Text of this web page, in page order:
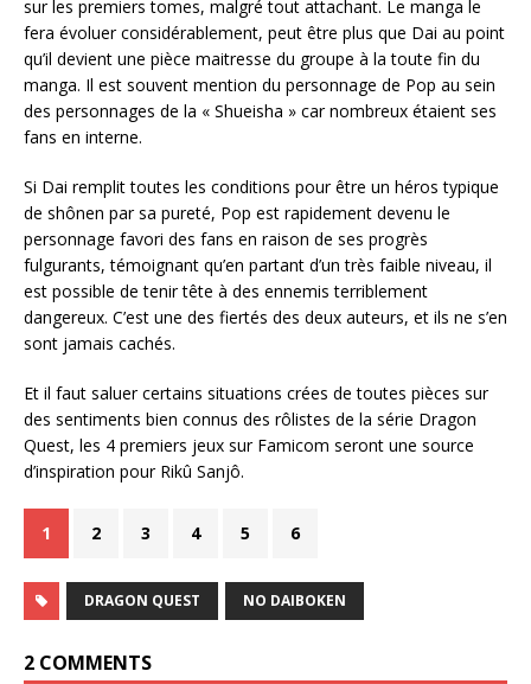
sur les premiers tomes, malgré tout attachant. Le manga le
fera évoluer considérablement, peut être plus que Dai au point
qu’il devient une pièce maitresse du groupe à la toute fin du
manga. Il est souvent mention du personnage de Pop au sein
des personnages de la « Shueisha » car nombreux étaient ses
fans en interne.
Si Dai remplit toutes les conditions pour être un héros typique
de shônen par sa pureté, Pop est rapidement devenu le
personnage favori des fans en raison de ses progrès
fulgurants, témoignant qu’en partant d’un très faible niveau, il
est possible de tenir tête à des ennemis terriblement
dangereux. C’est une des fiertés des deux auteurs, et ils ne s’en
sont jamais cachés.
Et il faut saluer certains situations crées de toutes pièces sur
des sentiments bien connus des rôlistes de la série Dragon
Quest, les 4 premiers jeux sur Famicom seront une source
d’inspiration pour Rikû Sanjô.
1 2 3 4 5 6
DRAGON QUEST NO DAIBOKEN
2 COMMENTS